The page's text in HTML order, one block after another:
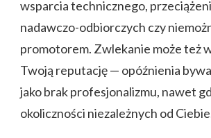
wsparcia technicznego,
nadawczo-odbiorczych czy
promotorem. Zwlekanie może też
Twoją reputację — opóźnienia
jako brak profesjonalizmu, nawet
okoliczności niezależnych od